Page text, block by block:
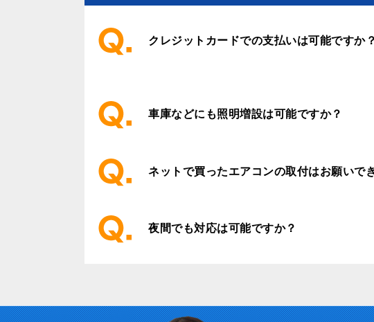
クレジットカードでの支払いは可能ですか？
車庫などにも照明増設は可能ですか？
ネットで買ったエアコンの取付はお願いで
夜間でも対応は可能ですか？